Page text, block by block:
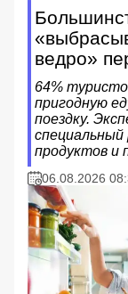
ведро»
64%
пригодную
поездку.
специальный
продуктов и
06.08.2026